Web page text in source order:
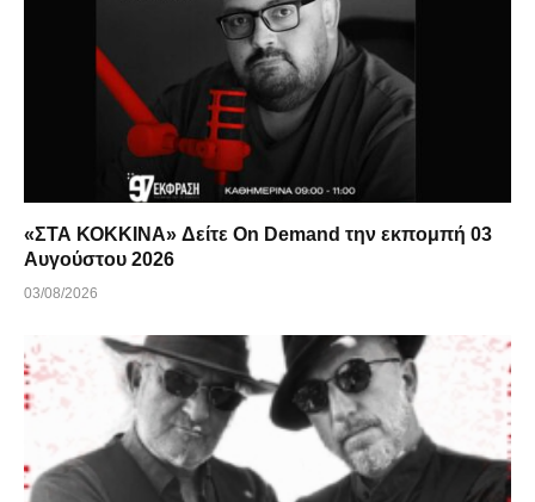
«ΣΤΑ ΚΟΚΚΙΝΑ» Δείτε On Demand την εκπομπή 03
Αυγούστου 2026
03/08/2026